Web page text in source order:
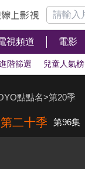
視頻道 電影
階篩選 兒童人氣榜
點點名>第20季
二十季 第96集